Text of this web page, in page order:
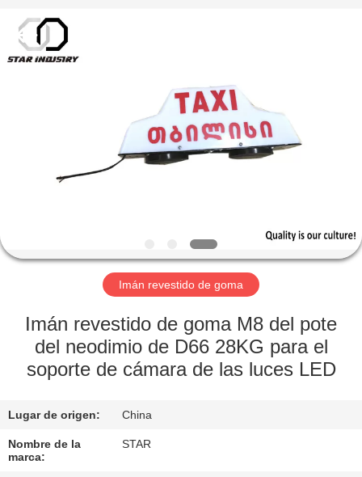
PRODUCTOS
SOBRE
VIAJE
LA
FÁBRICA
DE
CALIDAD
Proveedor.
Copyright
2021
Imán revestido de goma
Imán revestido de goma M8 del pote
del neodimio de D66 28KG para el
soporte de cámara de las luces LED
Lugar de origen: China
Nombre de la
marca:
STAR